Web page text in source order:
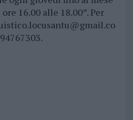
16.00 alle 18.00”. Per